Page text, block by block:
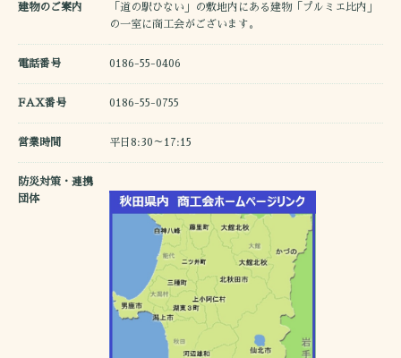
建物のご案内
「道の駅ひない」の敷地内にある建物「プルミエ比内」
の一室に商工会がございます。
電話番号 0186-55-0406
FAX番号 0186-55-0755
営業時間 平日8:30～17:15
防災対策・連携
団体